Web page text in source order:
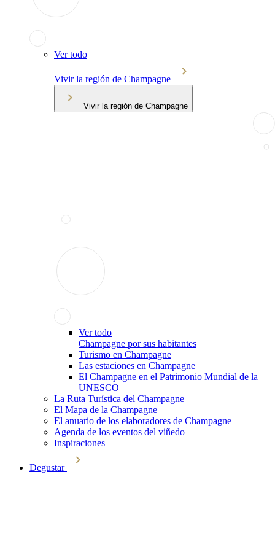
Ver todo
Vivir la región de Champagne
Vivir la región de Champagne
Ver todo
Champagne por sus habitantes
Turismo en Champagne
Las estaciones en Champagne
El Champagne en el Patrimonio Mundial de la
UNESCO
La Ruta Turística del Champagne
El Mapa de la Champagne
El anuario de los elaboradores de Champagne
Agenda de los eventos del viñedo
Inspiraciones
Degustar